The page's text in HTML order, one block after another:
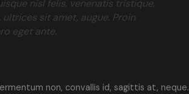
nisl felis, venenatis tristique,
ultrices sit amet, augue. Proin
eget ante.
non, convallis id, sagittis at, neque.